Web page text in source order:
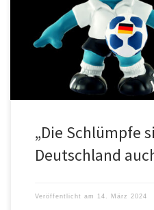
Mecklenburg-Vorpommern. Aus
Polizeiinspektion Stralsund geht
dass […]
„Die Schlümpfe
Deutschland
Veröffentlicht am 14. März 2024